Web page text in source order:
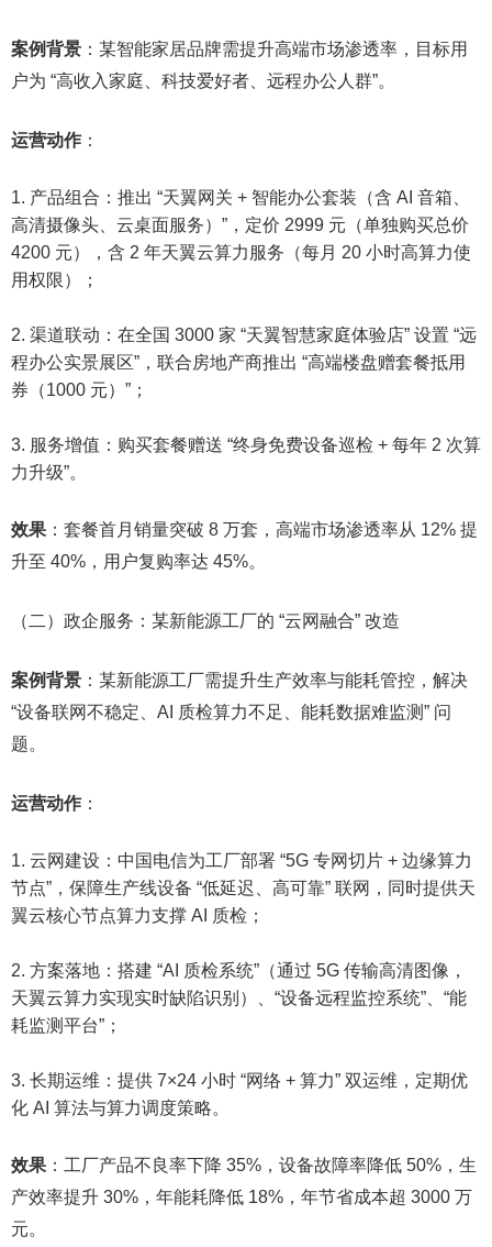
案例背景 ：某智能家居品牌需提升高端市场渗透率，目标用
户为 “高收入家庭、科技爱好者、远程办公人群”。​
运营动作 ：​
产品组合：推出 “天翼网关 + 智能办公套装（含 AI 音箱、
高清摄像头、云桌面服务）”，定价 2999 元（单独购买总价
4200 元），含 2 年天翼云算力服务（每月 20 小时高算力使
用权限）；​
渠道联动：在全国 3000 家 “天翼智慧家庭体验店” 设置 “远
程办公实景展区”，联合房地产商推出 “高端楼盘赠套餐抵用
券（1000 元）”；​
服务增值：购买套餐赠送 “终身免费设备巡检 + 每年 2 次算
力升级”。​
效果 ：套餐首月销量突破 8 万套，高端市场渗透率从 12% 提
升至 40%，用户复购率达 45%。​
（二）政企服务：某新能源工厂的 “云网融合” 改造​
案例背景 ：某新能源工厂需提升生产效率与能耗管控，解决
“设备联网不稳定、AI 质检算力不足、能耗数据难监测” 问
题。​
运营动作 ：​
云网建设：中国电信为工厂部署 “5G 专网切片 + 边缘算力
节点”，保障生产线设备 “低延迟、高可靠” 联网，同时提供天
翼云核心节点算力支撑 AI 质检；​
方案落地：搭建 “AI 质检系统”（通过 5G 传输高清图像，
天翼云算力实现实时缺陷识别）、“设备远程监控系统”、“能
耗监测平台”；​
长期运维：提供 7×24 小时 “网络 + 算力” 双运维，定期优
化 AI 算法与算力调度策略。​
效果 ：工厂产品不良率下降 35%，设备故障率降低 50%，生
产效率提升 30%，年能耗降低 18%，年节省成本超 3000 万
元。​